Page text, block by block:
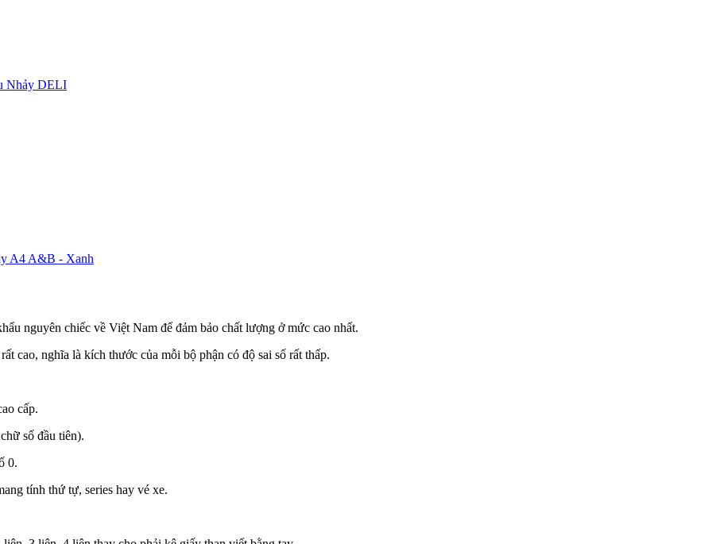
A4 A&B - Xanh
Nhảy DELI
nguyên chiếc về Việt Nam để đảm bảo chất lượng ở mức cao nhất.
cao, nghĩa là kích thước của mỗi bộ phận có độ sai số rất thấp.
cấp.
số đầu tiên).
0.
tính thứ tự, series hay vé xe.